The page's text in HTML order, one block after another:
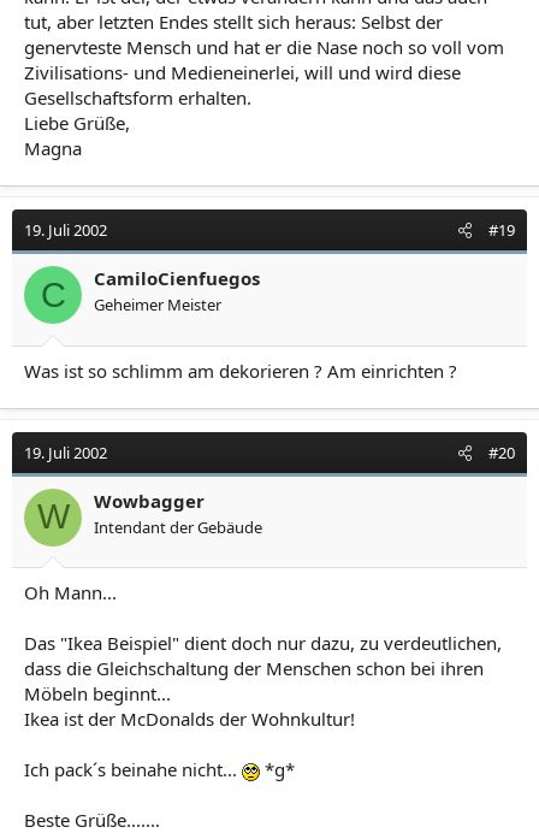
tut, aber letzten Endes stellt sich heraus: Selbst der
genervteste Mensch und hat er die Nase noch so voll vom
Zivilisations- und Medieneinerlei, will und wird diese
Gesellschaftsform erhalten.
Liebe Grüße,
Magna
19. Juli 2002 #19
C CamiloCienfuegos
Geheimer Meister
Was ist so schlimm am dekorieren ? Am einrichten ?
19. Juli 2002 #20
W Wowbagger
Intendant der Gebäude
Oh Mann...
Das "Ikea Beispiel" dient doch nur dazu, zu verdeutlichen,
dass die Gleichschaltung der Menschen schon bei ihren
Möbeln beginnt...
Ikea ist der McDonalds der Wohnkultur!
Ich pack´s beinahe nicht... *g*
Beste Grüße.......